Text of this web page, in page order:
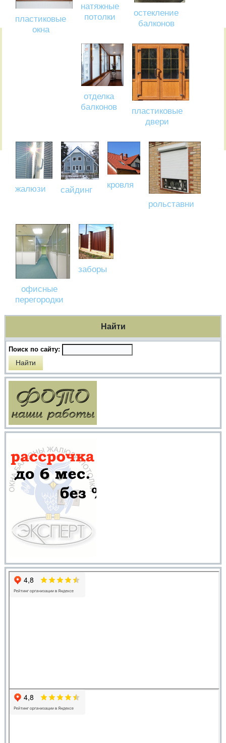
пластиковые
окна
натяжные
потолки
остекление
балконов
отделка
балконов
пластиковые
двери
жалюзи сайдинг
кровля
рольставни
офисные
перегородки
заборы
Найти
Поиск по сайту: